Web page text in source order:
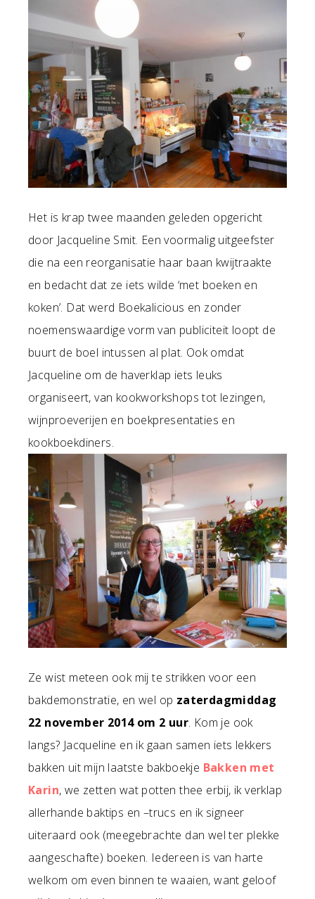
Het is krap twee maanden geleden opgericht
door Jacqueline Smit. Een voormalig uitgeefster
die na een reorganisatie haar baan kwijtraakte
en bedacht dat ze iets wilde ‘met boeken en
koken’. Dat werd Boekalicious en zonder
noemenswaardige vorm van publiciteit loopt de
buurt de boel intussen al plat. Ook omdat
Jacqueline om de haverklap iets leuks
organiseert, van kookworkshops tot lezingen,
wijnproeverijen en boekpresentaties en
kookboekdiners.
Ze wist meteen ook mij te strikken voor een
bakdemonstratie, en wel op zaterdagmiddag
22 november 2014 om 2 uur. Kom je ook
langs? Jacqueline en ik gaan samen iets lekkers
bakken uit mijn laatste bakboekje Bakken met
Karin, we zetten wat potten thee erbij, ik verklap
allerhande baktips en –trucs en ik signeer
uiteraard ook (meegebrachte dan wel ter plekke
aangeschafte) boeken. Iedereen is van harte
welkom om even binnen te waaien, want geloof